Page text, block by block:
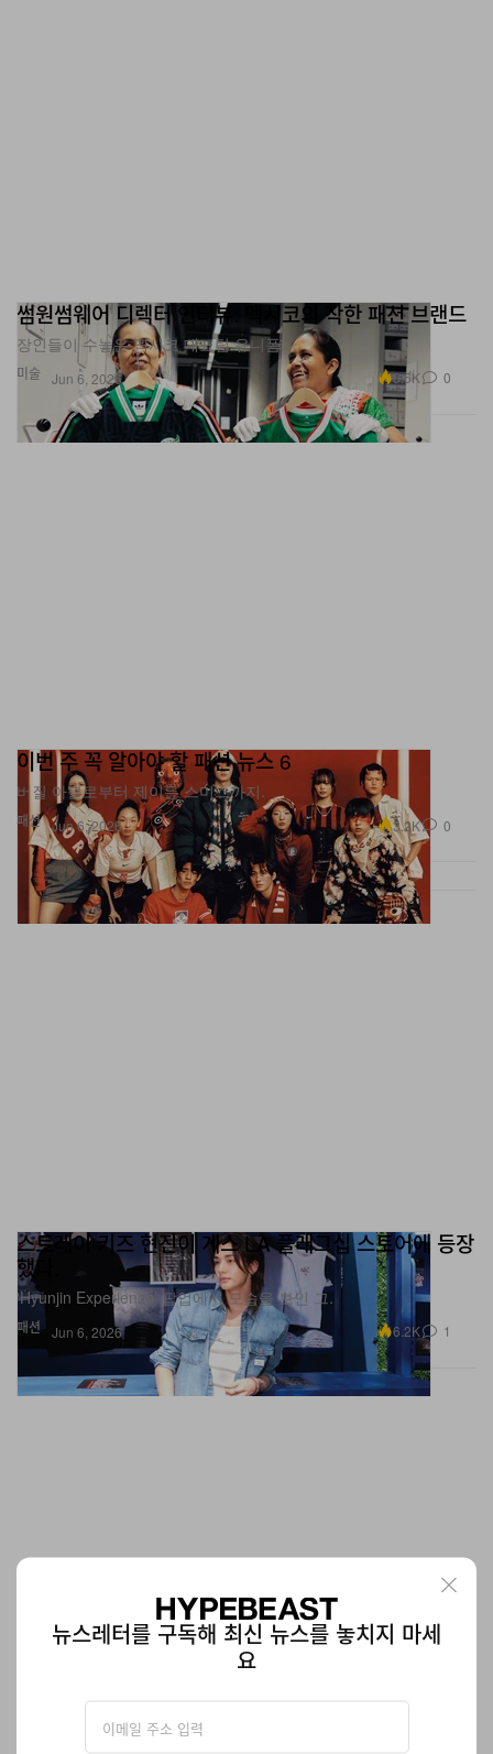
미술
썸원썸웨어 디렉터 인터뷰: 멕시코의 착한 패션 브랜드
장인들이 수놓은 멕시코 대표팀 유니폼.
Jun 6, 2026 3.6K 0
패션
이번 주 꼭 알아야 할 패션 뉴스 6
버질 아블로부터 제이든 스미스까지.
Jun 6, 2026 3.2K 0
패션
스트레이 키즈 현진이 게스 LA 플래그십 스토어에 등장
했다.
‘Hyunjin Experience’ 팝업에서 모습을 보인 그.
Jun 6, 2026 6.2K 1
이번 주 우리가 플레이리스트에 몰아 담은 신곡 총정리
뉴스레터를 구독해 최신 뉴스를 놓치지 마세
요